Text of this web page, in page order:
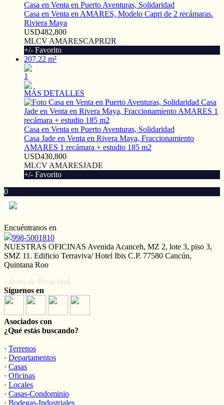
Casa en Venta en Puerto Aventuras, Solidaridad
Casa en Venta en AMARES, Modelo Capri de 2 recámaras.
Riviera Maya
USD482,800
MLCV AMARESCAPRI2R
+/- Favorito
207.22 m²
1
MÁS DETALLES
Casa en Venta en Puerto Aventuras, Solidaridad
Casa Jade en Venta en Rivera Maya, Fraccionamiento
AMARES 1 recámara + estudio 185 m2
USD430,800
MLCV AMARESJADE
+/- Favorito
0
Encuéntranos en
998-5001810
NUESTRAS OFICINAS Avenida Acanceh, MZ 2, lote 3, piso 3,
SMZ 11. Edificio Terraviva/ Hotel Ibis C.P. 77580 Cancún,
Quintana Roo
· Aviso de Privacidad
Síguenos en
Asociados con
¿Qué estás buscando?
· Terrenos
· Departamentos
· Casas
· Oficinas
· Locales
· Casas-Condominio
· Bodegas-Industriales